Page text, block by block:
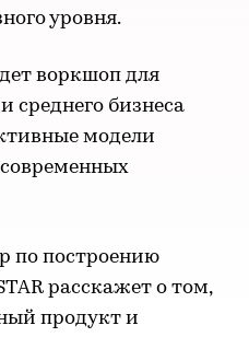
уровня.
воркшоп для
среднего бизнеса
модели
по построению
расскажет о том,
продукт и